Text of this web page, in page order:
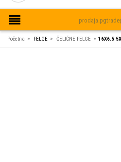
Početna » FELGE » ČELIČNE FELGE » 16X6.5